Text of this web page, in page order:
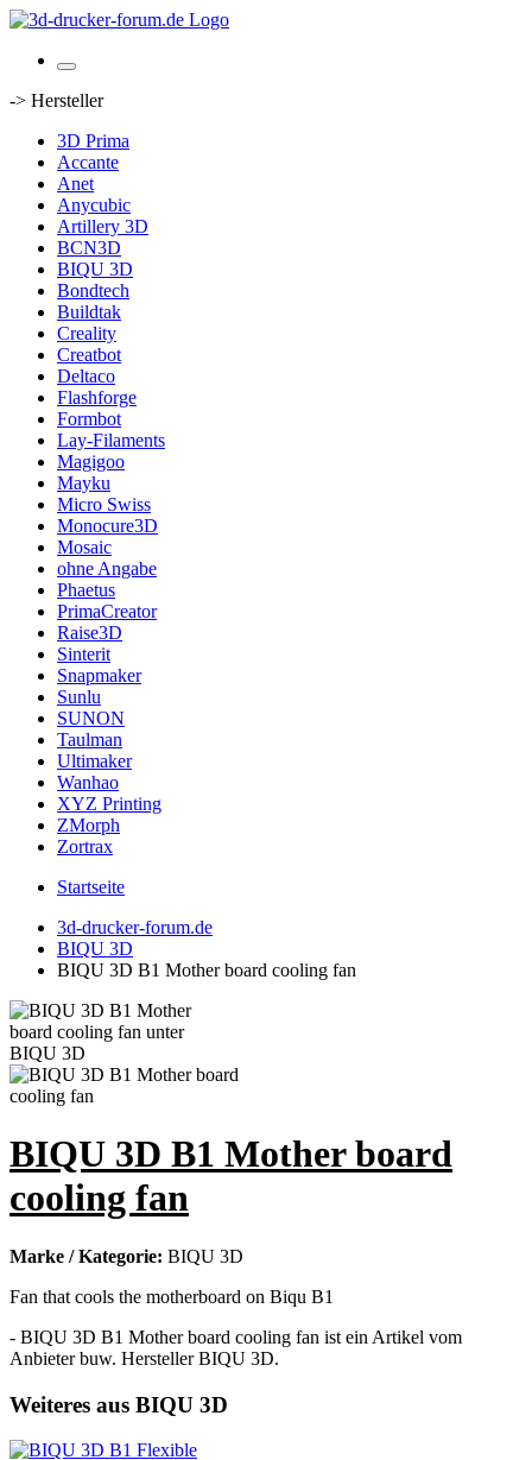
-> Hersteller
3D Prima
Accante
Anet
Anycubic
Artillery 3D
BCN3D
BIQU 3D
Bondtech
Buildtak
Creality
Creatbot
Deltaco
Flashforge
Formbot
Lay-Filaments
Magigoo
Mayku
Micro Swiss
Monocure3D
Mosaic
ohne Angabe
Phaetus
PrimaCreator
Raise3D
Sinterit
Snapmaker
Sunlu
SUNON
Taulman
Ultimaker
Wanhao
XYZ Printing
ZMorph
Zortrax
Startseite
3d-drucker-forum.de
BIQU 3D
BIQU 3D B1 Mother board cooling fan
BIQU 3D B1 Mother board
cooling fan
Marke / Kategorie: BIQU 3D
Fan that cools the motherboard on Biqu B1
- BIQU 3D B1 Mother board cooling fan ist ein Artikel vom
Anbieter buw. Hersteller BIQU 3D.
Weiteres aus BIQU 3D